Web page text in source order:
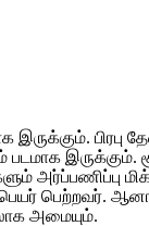
பிரபு
இருக்கும்.
அர்ப்பணிப்பு
பெயர்
அமையும்.